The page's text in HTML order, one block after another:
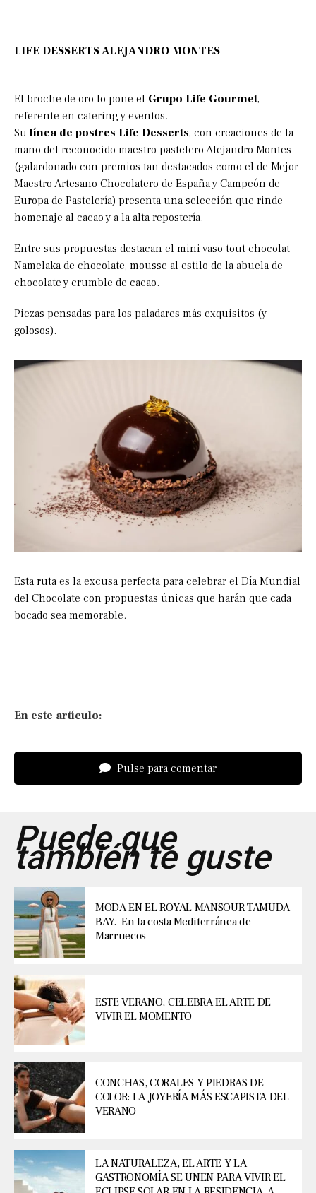
LIFE DESSERTS ALEJANDRO MONTES
El broche de oro lo pone el Grupo Life Gourmet,
referente en catering y eventos.
Su línea de postres Life Desserts, con creaciones de la
mano del reconocido maestro pastelero Alejandro Montes
(galardonado con premios tan destacados como el de Mejor
Maestro Artesano Chocolatero de España y Campeón de
Europa de Pastelería) presenta una selección que rinde
homenaje al cacao y a la alta repostería.
Entre sus propuestas destacan el mini vaso tout chocolat
Namelaka de chocolate, mousse al estilo de la abuela de
chocolate y crumble de cacao.
Piezas pensadas para los paladares más exquisitos (y
golosos).
Esta ruta es la excusa perfecta para celebrar el Día Mundial
del Chocolate con propuestas únicas que harán que cada
bocado sea memorable.
En este artículo:
Pulse para comentar
Puede que
también te guste
MODA EN EL ROYAL MANSOUR TAMUDA
BAY. En la costa Mediterránea de
Marruecos
ESTE VERANO, CELEBRA EL ARTE DE
VIVIR EL MOMENTO
CONCHAS, CORALES Y PIEDRAS DE
COLOR: LA JOYERÍA MÁS ESCAPISTA DEL
VERANO
LA NATURALEZA, EL ARTE Y LA
GASTRONOMÍA SE UNEN PARA VIVIR EL